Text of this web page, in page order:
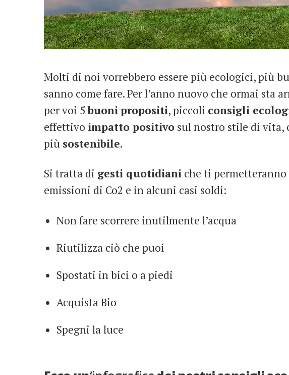
Molti di noi vorrebbero essere più ecologici, più
sanno come fare. Per l’anno nuovo che ormai sta
per voi 5buonipropositi, piccoli consigli
effettivo impatto positivo sul nostro stile di vita,
più sostenibile.
Si tratta di gesti quotidiani che ti
emissioni di Co2 e in alcuni casi soldi:
Non fare scorrere inutilmente l’acqua
Riutilizza ciò che puoi
Spostati in bici o a piedi
Acquista Bio
Spegni la luce